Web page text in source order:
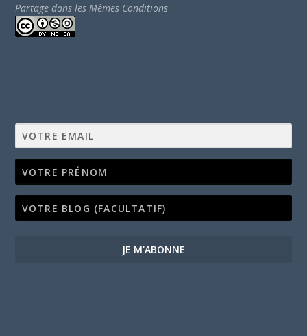
Partage dans les Mêmes Conditions
JE M'ABONNE